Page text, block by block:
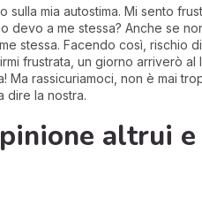
mia autostima. Mi sento
devo a me stessa? Anche se
stessa. Facendo così, rischio
frustrata, un giorno arriverò al
rassicuriamoci, non è mai
dire la nostra.
altrui